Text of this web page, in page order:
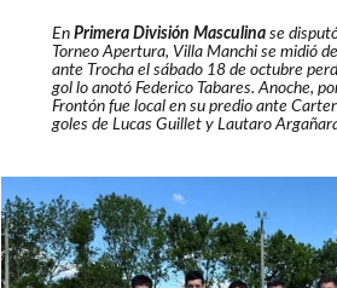
EnPrimera División Masculinase
Torneo Apertura, Villa Manchi se midió
ante Trocha el sábado 18 de octubre
gol lo anotó Federico Tabares. Anoche,
Frontón fue local en su predio ante
goles de Lucas Guillet y Lautaro